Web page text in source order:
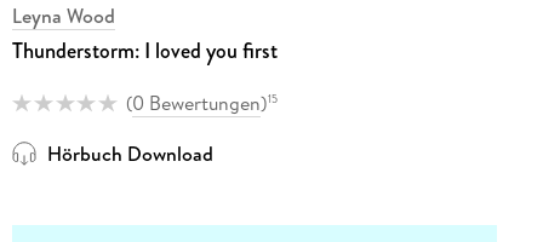
Leyna Wood
Thunderstorm: I loved you first
(0 Bewertungen)15
Hörbuch Download